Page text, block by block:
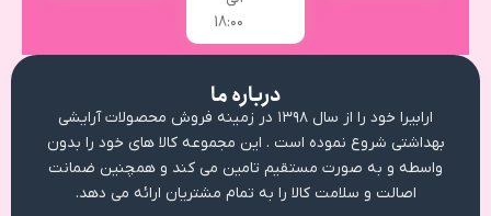
18:۰۰
درباره ما
ارابیرا خود را از سال ۱۳۹۸ در زمینه فروش محصولات آرایشی
بهداشتی شروع نموده است . این مجموعه کالا های خود را بدون
واسطه و به صورت مستقیم تامین می کند و همچنین ضمانت
اصالت و سلامت کالا را به تمام مشتریان ارائه می دهد.